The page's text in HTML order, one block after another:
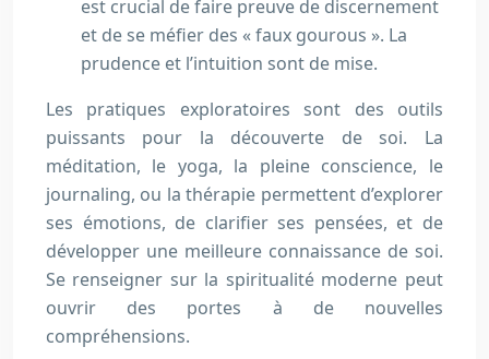
est crucial de faire preuve de discernement
et de se méfier des « faux gourous ». La
prudence et l’intuition sont de mise.
Les pratiques exploratoires sont des outils
puissants pour la découverte de soi. La
méditation, le yoga, la pleine conscience, le
journaling, ou la thérapie permettent d’explorer
ses émotions, de clarifier ses pensées, et de
développer une meilleure connaissance de soi.
Se renseigner sur la spiritualité moderne peut
ouvrir des portes à de nouvelles
compréhensions.